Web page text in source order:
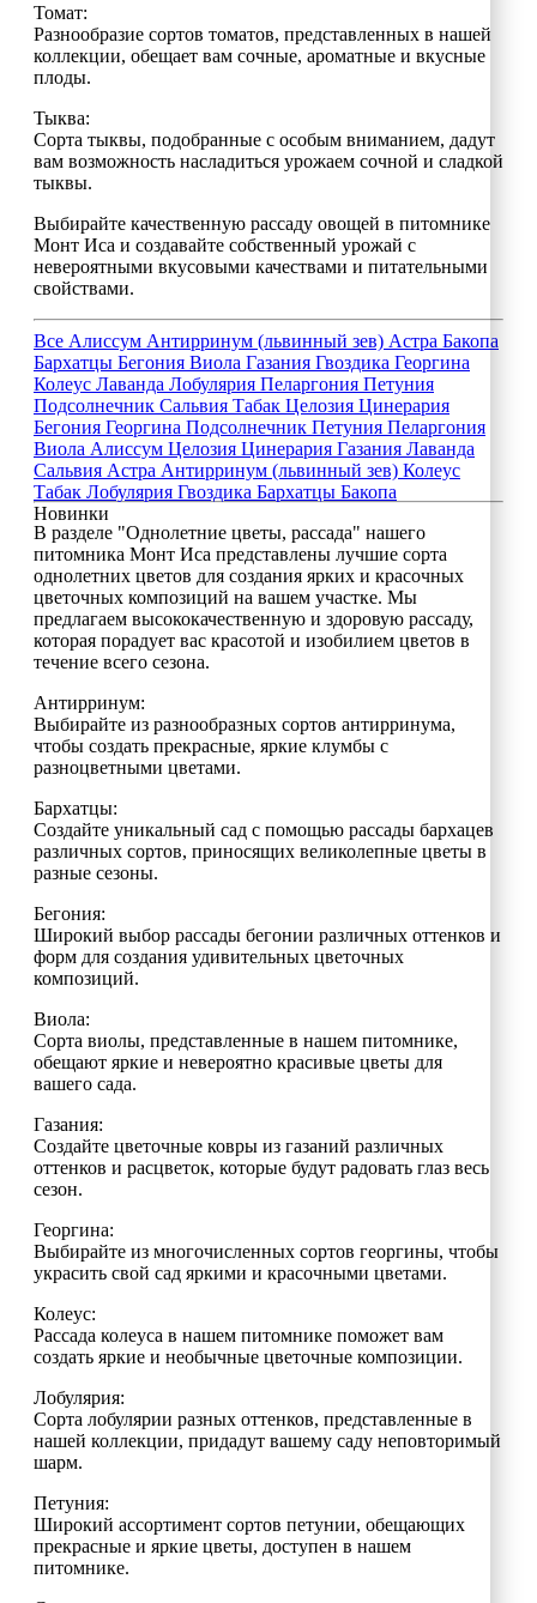
Томат:
Разнообразие сортов томатов, представленных в нашей
коллекции, обещает вам сочные, ароматные и вкусные
плоды.
Тыква:
Сорта тыквы, подобранные с особым вниманием, дадут
вам возможность насладиться урожаем сочной и сладкой
тыквы.
Выбирайте качественную рассаду овощей в питомнике
Монт Иса и создавайте собственный урожай с
невероятными вкусовыми качествами и питательными
свойствами.
Все Алиссум Антирринум (львинный зев) Астра Бакопа
Бархатцы Бегония Виола Газания Гвоздика Георгина
Колеус Лаванда Лобулярия Пеларгония Петуния
Подсолнечник Сальвия Табак Целозия Цинерария
Бегония Георгина Подсолнечник Петуния Пеларгония
Виола Алиссум Целозия Цинерария Газания Лаванда
Сальвия Астра Антирринум (львинный зев) Колеус
Табак Лобулярия Гвоздика Бархатцы Бакопа
Новинки
В разделе "Однолетние цветы, рассада" нашего
питомника Монт Иса представлены лучшие сорта
однолетних цветов для создания ярких и красочных
цветочных композиций на вашем участке. Мы
предлагаем высококачественную и здоровую рассаду,
которая порадует вас красотой и изобилием цветов в
течение всего сезона.
Антирринум:
Выбирайте из разнообразных сортов антирринума,
чтобы создать прекрасные, яркие клумбы с
разноцветными цветами.
Бархатцы:
Создайте уникальный сад с помощью рассады бархацев
различных сортов, приносящих великолепные цветы в
разные сезоны.
Бегония:
Широкий выбор рассады бегонии различных оттенков и
форм для создания удивительных цветочных
композиций.
Виола:
Сорта виолы, представленные в нашем питомнике,
обещают яркие и невероятно красивые цветы для
вашего сада.
Газания:
Создайте цветочные ковры из газаний различных
оттенков и расцветок, которые будут радовать глаз весь
сезон.
Георгина:
Выбирайте из многочисленных сортов георгины, чтобы
украсить свой сад яркими и красочными цветами.
Колеус:
Рассада колеуса в нашем питомнике поможет вам
создать яркие и необычные цветочные композиции.
Лобулярия:
Сорта лобулярии разных оттенков, представленные в
нашей коллекции, придадут вашему саду неповторимый
шарм.
Петуния:
Широкий ассортимент сортов петунии, обещающих
прекрасные и яркие цветы, доступен в нашем
питомнике.